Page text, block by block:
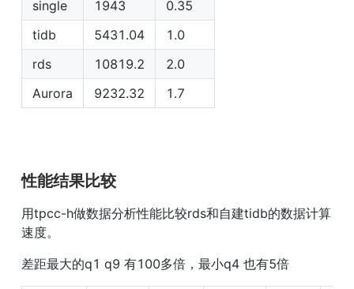
single
1943
0.35
tidb
5431.04
1.0
rds
10819.2
2.0
Aurora
9232.32 1.7
性能结果比较
用tpcc-h做数据分析性能比较rds和自建tidb的数据计算
速度。
差距最大的q1 q9 有100多倍，最小q4 也有5倍